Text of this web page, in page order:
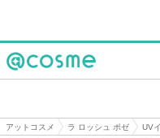
アットコスメ ラ ロッシュ ポゼ UV